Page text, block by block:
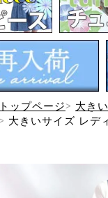
トップページ 大き
大きいサイズ レデ